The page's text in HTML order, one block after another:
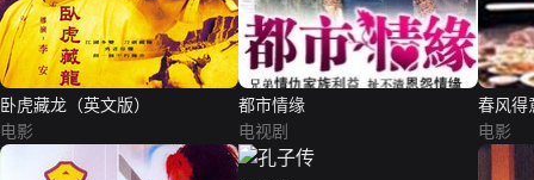
卧虎藏龙（英文版）
电影
都市情缘
电视剧
春风得
电影